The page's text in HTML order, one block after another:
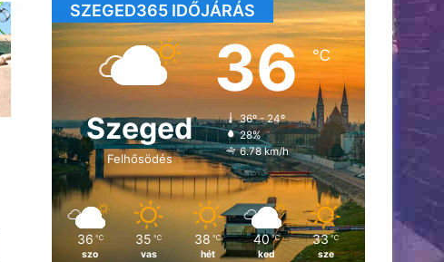
SZEGED365 IDŐJÁRÁS
Szeged
Felhősödés
36℃
36º - 24º
28%
6.78 km/h
36 ℃
szo
35 ℃
vas
38 ℃
hét
40 ℃
ked
33 ℃
sze